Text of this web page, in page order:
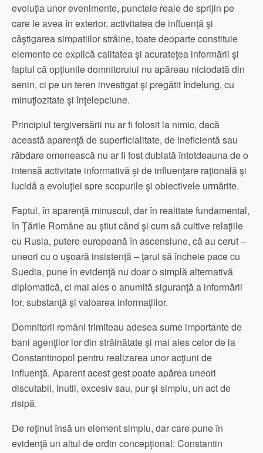
evoluţia unor evenimente, punctele reale de sprijin pe
care le avea în exterior, activitatea de influenţă şi
câştigarea simpatiilor străine, toate deoparte constituie
elemente ce explică calitatea şi acurateţea informării şi
faptul că opţiunile domnitorului nu apăreau niciodată din
senin, ci pe un teren investigat şi pregătit îndelung, cu
minuţiozitate şi înţelepciune.
Principiul tergiversării nu ar fi folosit la nimic, dacă
această aparenţă de superficialitate, de ineficientă sau
răbdare omenească nu ar fi fost dublată întotdeauna de o
intensă activitate informativă şi de influenţare raţională şi
lucidă a evoluţiei spre scopurile şi obiectivele urmărite.
Faptul, în aparenţă minuscul, dar în realitate fundamental,
în Ţările Române au ştiut când şi cum să cultive relaţiile
cu Rusia, putere europeană în ascensiune, că au cerut –
uneori cu o uşoară insistenţă – ţarul să încheie pace cu
Suedia, pune în evidenţă nu doar o simplă alternativă
diplomatică, ci mai ales o anumită siguranţă a informării
lor, substanţă şi valoarea informaţiilor.
Domnitorii români trimiteau adesea sume importante de
bani agenţilor lor din străinătate şi mai ales celor de la
Constantinopol pentru realizarea unor acţiuni de
influenţă. Aparent acest gest poate apărea uneori
discutabil, inutil, excesiv sau, pur şi simplu, un act de
risipă.
De reţinut însă un element simplu, dar care pune în
evidenţă un altul de ordin concepţional: Constantin